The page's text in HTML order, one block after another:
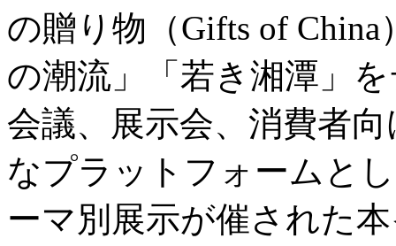
の贈り物（Gifts of
の潮流」「若き湘潭」
会議、展示会、消費者
なプラットフォームと
ーマ別展示が催された